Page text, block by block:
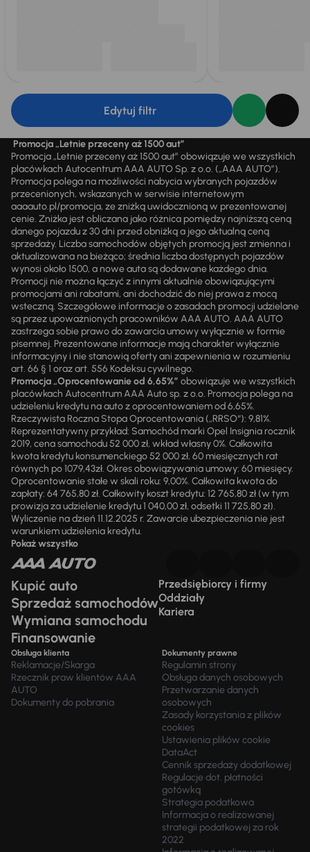
Edytuj filtr
Promocja „Letnie przeceny aż 1500 aut”
Promocja „Letnie przeceny aż 1500 aut” obowiązuje we wszystkich
placówkach Autocentrum AAA AUTO Sp. z o.o. („AAA AUTO”).
Promocja polega na możliwości nabycia wybranych pojazdów
przecenionych, wskazanych w serwisie internetowym
aaaauto.pl/promocja, ze zniżką uwidocznioną w prezentowanej
cenie. Zniżka jest obliczana jako różnica pomiędzy najniższą ceną
danego pojazdu z 30 dni przed obniżką a jego aktualną ceną
sprzedaży. Liczba samochodów objętych promocją jest zmienna i
aktualizowana na bieżąco; średnia liczba dostępnych pojazdów
wynosi około 1500, a nowe auta są dodawane każdego dnia.
Promocji nie można łączyć z innymi aktualnie obowiązującymi
promocjami ani rabatami, ani dochodzić do niej prawa z mocą
wsteczną. Szczegółowe informacje o zasadach promocji udzielane
są przez upoważnionych pracowników AAA AUTO. AAA AUTO
zastrzega sobie prawo do zawarcia umowy wyłącznie w formie
pisemnej. Prezentowane informacje mają charakter wyłącznie
informacyjny i nie stanowią oferty ani zapewnienia w rozumieniu
art. 66 § 1 oraz art. 556 Kodeksu cywilnego.
Promocja „Oprocentowanie od 6,65%” obowiązuje we wszystkich
placówkach Autocentrum AAA Auto sp. z o.o. Promocja polega na
udzieleniu kredytu na auto z oprocentowaniem od 6,65%.
Rzeczywista Roczna Stopa Oprocentowania („RRSO“): 9,81%.
Reprezentatywny przykład: Samochód marki Opel Insignia rocznik
2019, cena samochodu 52 000 zł, wkład własny 0%. Całkowita
kwota kredytu konsumenckiego 52 000 zł, 60 miesięcznych rat
równych po 1079,43zł. Okres obowiązywania umowy: 60 miesięcy.
Oprocentowanie stałe w skali roku: 9,00%. Całkowita kwota do
zapłaty: 64 765,80 zł. Całkowity koszt kredytu: 12 765,80 zł (w tym
prowizja za udzielenie kredytu 1 040,00 zł, odsetki 11 725,80 zł).
Wyliczenie na dzień 11.12.2025 r. Zawarcie ubezpieczenia nie jest
warunkiem udzielenia kredytu.
Pokaż wszystko
Kupić auto
Sprzedaż samochodów
Wymiana samochodu
Finansowanie
Przedsiębiorcy i firmy
Oddziały
Kariera
Obsługa klienta
Reklamacje/Skarga
Rzecznik praw klientów AAA
AUTO
Dokumenty do pobrania
Dokumenty prawne
Regulamin strony
Obsługa danych osobowych
Przetwarzanie danych
osobowych
Zasady korzystania z plików
cookies
Ustawienia plików cookie
DataAct
Cennik sprzedaży dodatkowej
Regulacje dot. płatności
gotówką
Strategia podatkowa
Informacja o realizowanej
strategii podatkowej za rok
2022